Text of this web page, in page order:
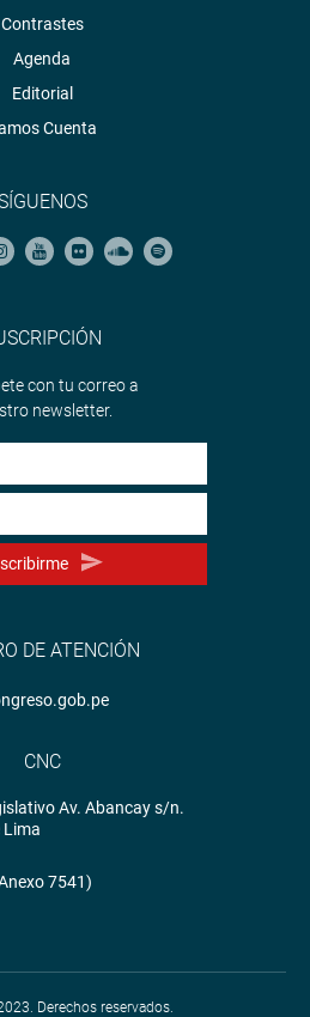
Contrastes
Agenda
Editorial
Cuenta
con tu correo a
newsletter.
DE ATENCIÓN
CNC
Av. Abancay s/n.
Lima
7541)
Derechos reservados.